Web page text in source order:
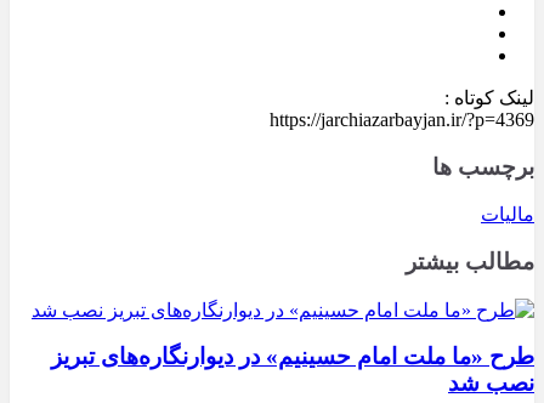
لینک کوتاه :
https://jarchiazarbayjan.ir/?p=4369
برچسب ها
مالیات
مطالب بیشتر
طرح «ما ملت امام حسینیم» در دیوارنگاره‌های تبریز
نصب شد